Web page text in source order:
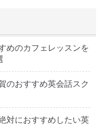
めのカフェレッスンを
のおすすめ英会話スク
対におすすめしたい英